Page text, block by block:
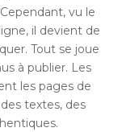
vu le
il devient de
Tout se joue
à publier. Les
les pages de
textes, des